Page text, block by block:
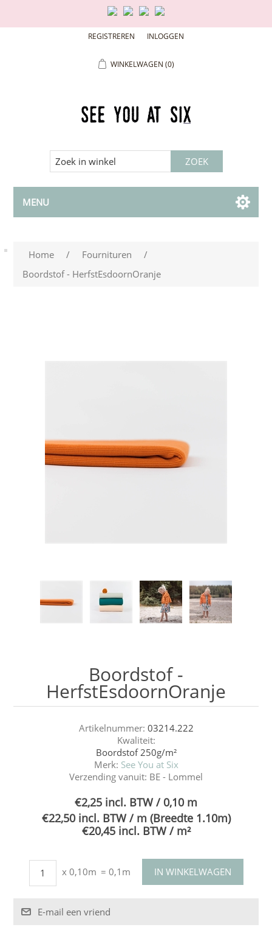
REGISTREREN INLOGGEN
WINKELWAGEN (0)
MENU
Home / Fournituren
/
Boordstof - HerfstEsdoornOranje
Boordstof -
HerfstEsdoornOranje
Artikelnummer: 03214.222
Kwaliteit:
Boordstof 250g/m²
Merk: See You at Six
Verzending vanuit: BE - Lommel
€2,25 incl. BTW / 0,10 m
€22,50 incl. BTW / m (Breedte 1.10m)
€20,45 incl. BTW / m²
x 0,10m = 0,1m